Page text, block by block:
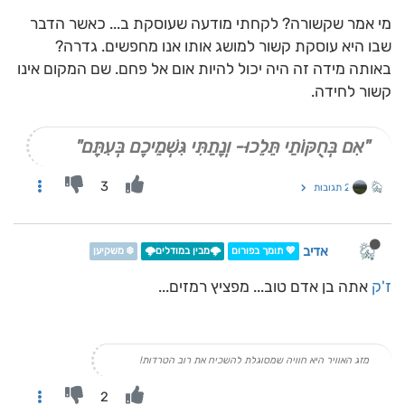
מי אמר שקשורה? לקחתי מודעה שעוסקת ב... כאשר הדבר
שבו היא עוסקת קשור למושג אותו אנו מחפשים. גדרה?
באותה מידה זה היה יכול להיות אום אל פחם. שם המקום אינו
קשור לחידה.
"אִם בְּחֻקּוֹתַי תֵּלֵכוּ- וְנָתַתִּי גִּשְׁמֵיכֶם בְּעִתָּם"
2 תגובות 3
אדיב 💖 תומך בפורום 🌩️מבין במודלים🌩️ ❄️ משקיען
ז'ק אתה בן אדם טוב... מפציץ רמזים...
מזג האוויר היא חוויה שמסוגלת להשכיח את רוב הטרדות!
2